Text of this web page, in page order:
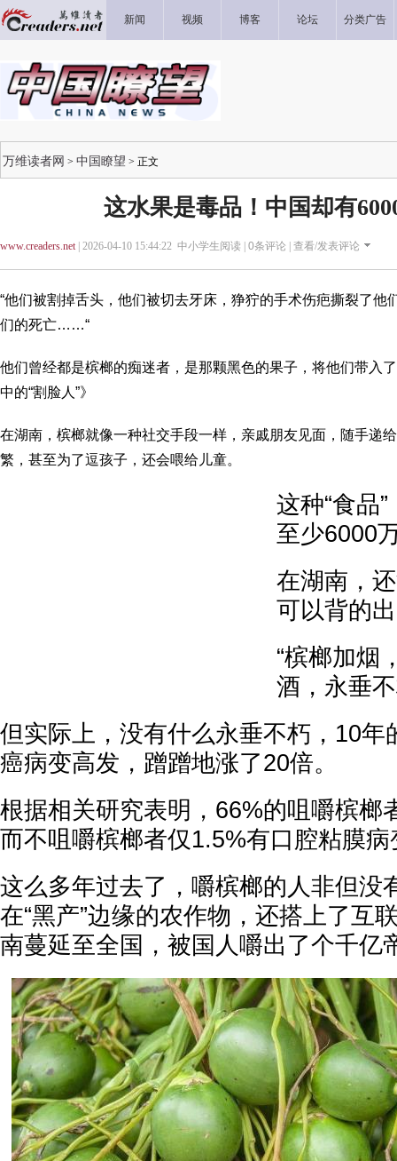
新闻 视频 博客 论坛 分类广告
万维读者网 > 中国瞭望 > 正文
这水果是毒品！中国却有
www.creaders.net| 2026-04-10 15:44:22 中小学生阅读 | 0条评论 | 查看/发表评论
“他们被割掉舌头，他们被切去牙床，狰狞的手术伤疤撕裂了他
们的死亡……“
他们曾经都是槟榔的痴迷者，是那颗黑色的果子，将他们带入
中的“割脸人”》
在湖南，槟榔就像一种社交手段一样，亲戚朋友见面，随手递
繁，甚至为了逗孩子，还会喂给儿童。
这种“食品
至少6000
在湖南，
可以背的
“槟榔加烟
酒，永垂
但实际上，没有什么永垂不朽，10年
癌病变高发，蹭蹭地涨了20倍。
根据相关研究表明，66%的咀嚼槟榔
而不咀嚼槟榔者仅1.5%有口腔粘膜病
这么多年过去了，嚼槟榔的人非但没
在“黑产”边缘的农作物，还搭上了互
南蔓延至全国，被国人嚼出了个千亿